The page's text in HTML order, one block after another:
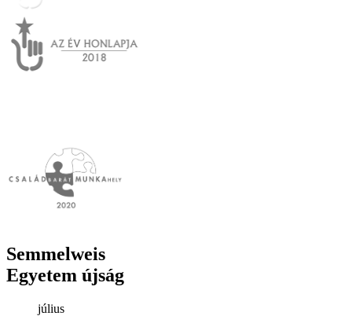
Semmelweis
Egyetem újság
július